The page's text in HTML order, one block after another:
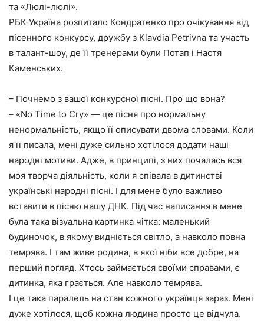
та «Люлі-люлі».
РБК-Україна розпитало Кондратенко про очікування від
пісенного конкурсу, дружбу з Klavdia Petrivna та участь
в талант-шоу, де її тренерами були Потап і Настя
Каменських.
– Почнемо з вашої конкурсної пісні. Про що вона?
– «No Time to Cry» — це пісня про нормальну
ненормальність, якщо її описувати двома словами. Коли
я її писала, мені дуже сильно хотілося додати наші
народні мотиви. Адже, в принципі, з них почалась вся
моя творча діяльність, коли я співала в дитинстві
українські народні пісні. І для мене було важливо
вставити в пісню нашу ДНК. Під час написання в мене
була така візуальна картинка чітка: маленький
будиночок, в якому видніється світло, а навколо повна
темрява. І там живе родина, в якої ніби все добре, на
перший погляд. Хтось займається своїми справами, є
дитинка, яка грається. Але навколо темрява.
І це така паралель на стан кожного українця зараз. Мені
дуже хотілося, щоб кожна людина просто це відчула.